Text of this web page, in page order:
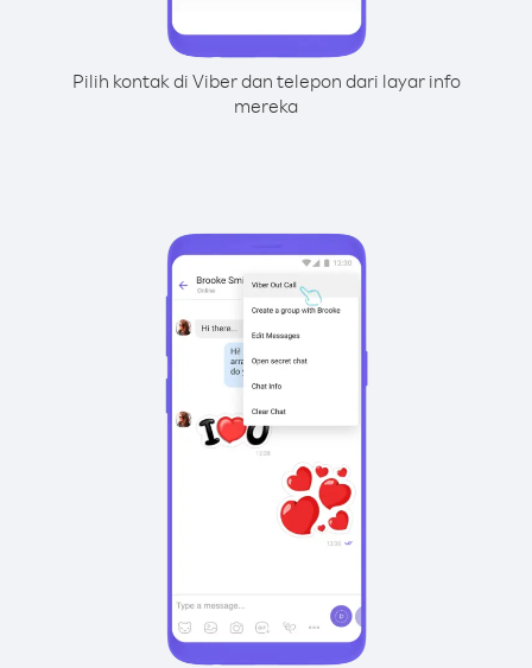
Pilih kontak di Viber dan telepon dari layar info
mereka